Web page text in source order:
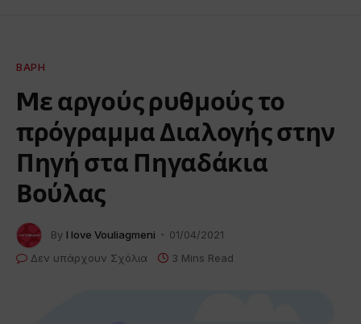
ΒΆΡΗ
Mε αργούς ρυθμούς το
πρόγραμμα Διαλογής στην
Πηγή στα Πηγαδάκια
Βούλας
By I love Vouliagmeni
01/04/2021
Δεν υπάρχουν Σχόλια
3 Mins Read